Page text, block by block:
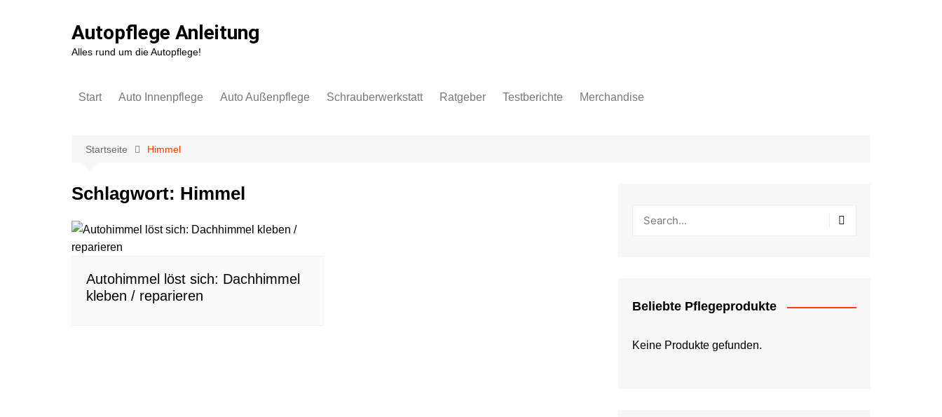
Autopflege Anleitung
Alles rund um die Autopflege!
Start Auto Innenpflege
Autopolster
Scheiben
Lufterfrischer
Auto Außenpflege
Cabrioverdeck
Schrauberwerkstatt Ratgeber Testberichte Merchandise
Startseite Himmel
Schlagwort: Himmel
Autohimmel löst sich: Dachhimmel
kleben / reparieren
Beliebte Pflegeprodukte
Keine Produkte gefunden.